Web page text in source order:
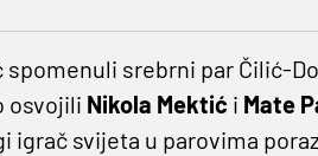
spomenuli srebrni par Čilić-
osvojili Nikola Mektić i Mate
igrač svijeta u parovima